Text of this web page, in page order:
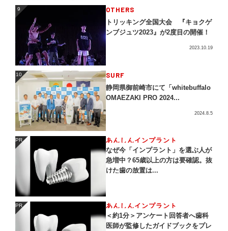
9 OTHERS
トリッキング全国大会 『キョクゲ
ンブジュツ2023』が2度目の開催！
2023.10.19
10 SURF
静岡県御前崎市にて「whitebuffalo
OMAEZAKI PRO 2024...
2024.8.5
PR あんしんインプラント
なぜ今「インプラント」を選ぶ人が
急増中？65歳以上の方は要確認。抜
けた歯の放置は...
PR あんしんインプラント
＜約1分＞アンケート回答者へ歯科
医師が監修したガイドブックをプレ